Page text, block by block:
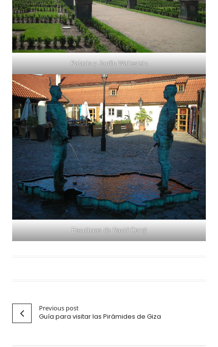
Palacio y Jardín Wallestein
Esculturas de David Cerný
Previous post
Guía para visitar las Pirámides de Giza